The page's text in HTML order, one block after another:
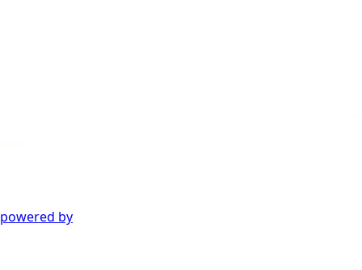
powered by